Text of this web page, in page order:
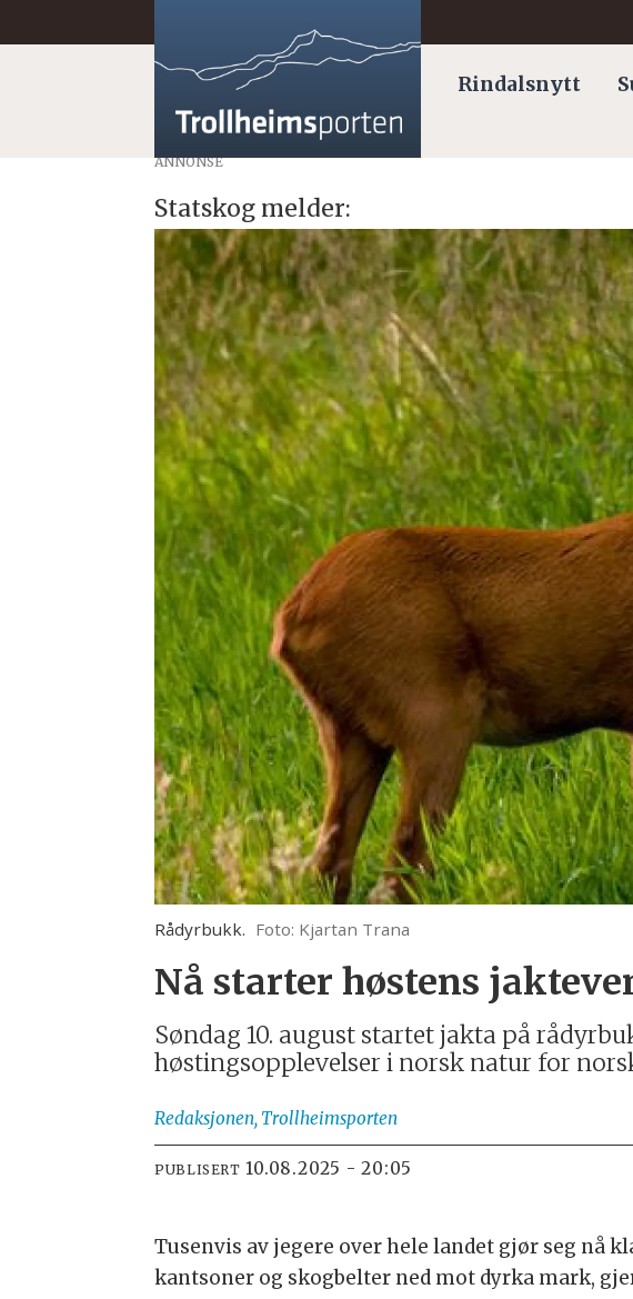
Rindalsnytt
ANNONSE
Statskog melder:
Rådyrbukk. Foto: Kjartan Trana
Nå starter høstens
Søndag 10. august startet jakta på
høstingsopplevelser i norsk natur for
Redaksjonen, Trollheimsporten
PUBLISERT 10.08.2025 - 20:05
Tusenvis av jegere over hele landet gjør seg nå
kantsoner og skogbelter ned mot dyrka mark,